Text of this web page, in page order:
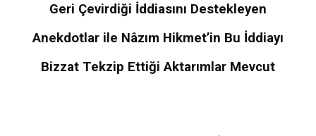
Geri Çevirdiği İddiasını Destekleyen
Anekdotlar ile Nâzım Hikmet’in Bu İddiayı
Bizzat Tekzip Ettiği Aktarımlar Mevcut